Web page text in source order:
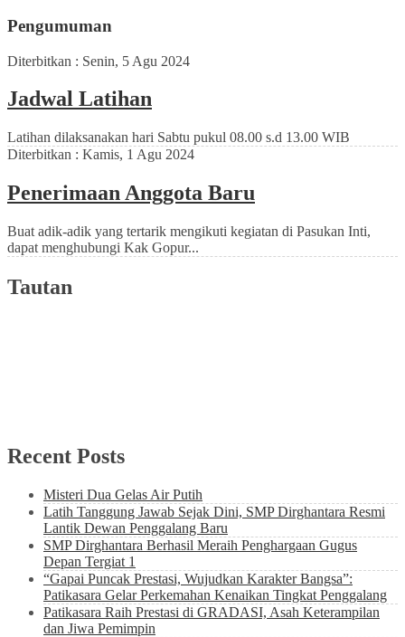
Pengumuman
Diterbitkan : Senin, 5 Agu 2024
Jadwal Latihan
Latihan dilaksanakan hari Sabtu pukul 08.00 s.d 13.00 WIB
Diterbitkan : Kamis, 1 Agu 2024
Penerimaan Anggota Baru
Buat adik-adik yang tertarik mengikuti kegiatan di Pasukan Inti,
dapat menghubungi Kak Gopur...
Tautan
Recent Posts
Misteri Dua Gelas Air Putih
Latih Tanggung Jawab Sejak Dini, SMP Dirghantara Resmi
Lantik Dewan Penggalang Baru
SMP Dirghantara Berhasil Meraih Penghargaan Gugus
Depan Tergiat 1
“Gapai Puncak Prestasi, Wujudkan Karakter Bangsa”:
Patikasara Gelar Perkemahan Kenaikan Tingkat Penggalang
Patikasara Raih Prestasi di GRADASI, Asah Keterampilan
dan Jiwa Pemimpin